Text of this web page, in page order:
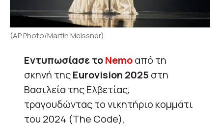
(AP Photo/Martin Meissner)
Εντυπωσίασε τοNemoαπό τη
σκηνή τηςEurovision 2025 στη
Βασιλεία της Ελβετίας,
τραγουδώντας το νικητήριο κομμάτι
του 2024 (Τhe Code),